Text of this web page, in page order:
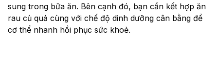
sung trong bữa ăn. Bên cạnh đó, bạn cần kết hợp ăn
rau củ quả cùng với chế độ dinh dưỡng cân bằng để
cơ thể nhanh hồi phục sức khoẻ.